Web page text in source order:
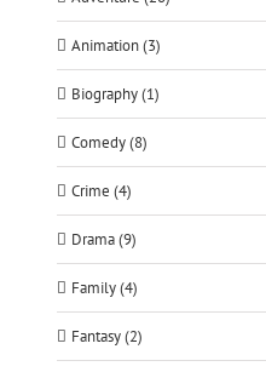
Animation (3)
Biography (1)
Comedy (8)
Crime (4)
Drama (9)
Family (4)
Fantasy (2)